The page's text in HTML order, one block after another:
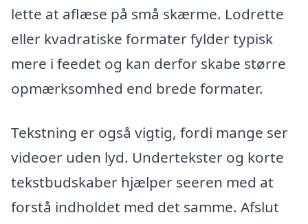
lette at aflæse på små skærme. Lodrette
eller kvadratiske formater fylder typisk
mere i feedet og kan derfor skabe større
opmærksomhed end brede formater.
Tekstning er også vigtig, fordi mange ser
videoer uden lyd. Undertekster og korte
tekstbudskaber hjælper seeren med at
forstå indholdet med det samme. Afslut